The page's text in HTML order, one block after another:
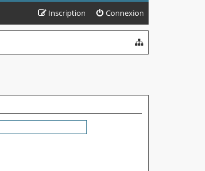
Connexion
Inscription